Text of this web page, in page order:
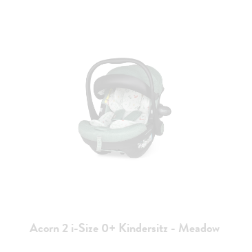
Acorn 2 i-Size 0+ Kindersitz - Meadow